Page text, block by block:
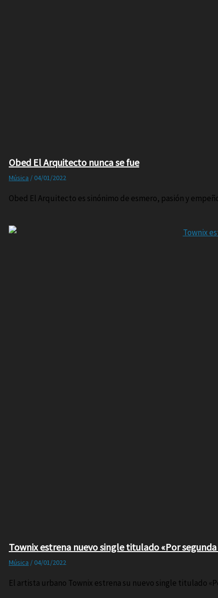
Obed El Arquitecto nunca se fue
Música / 04/01/2022
Obed El Arquitecto es sinónimo de esmero, pasión y
Townix estrena nuevo single titulado «Por segunda
Música / 04/01/2022
El artista urbano Townix estrena su nuevo single titulado